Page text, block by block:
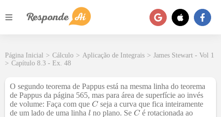
Página Inicial > Cálculo > Aplicação de Integrais > James Stewart - Vol 1
> Capítulo 8.3 - Ex. 48
O segundo teorema de Pappus está na mesma linha do teorema
de Pappus da página 565, mas para área de superfície ao invés
de volume: Faça com que
seja a curva que fica inteiramente
de um lado de uma linha
no plano. Se
é rotacionada ao